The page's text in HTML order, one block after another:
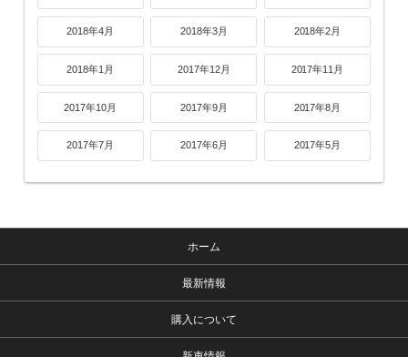
2018年4月 2018年3月 2018年2月
2018年1月 2017年12月 2017年11月
2017年10月 2017年9月 2017年8月
2017年7月 2017年6月 2017年5月
ホーム
最新情報
購入について